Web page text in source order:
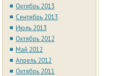
Октябрь 2013
Сентябрь 2013
Июль 2013
Октябрь 2012
Май 2012
Апрель 2012
Октябрь 2011